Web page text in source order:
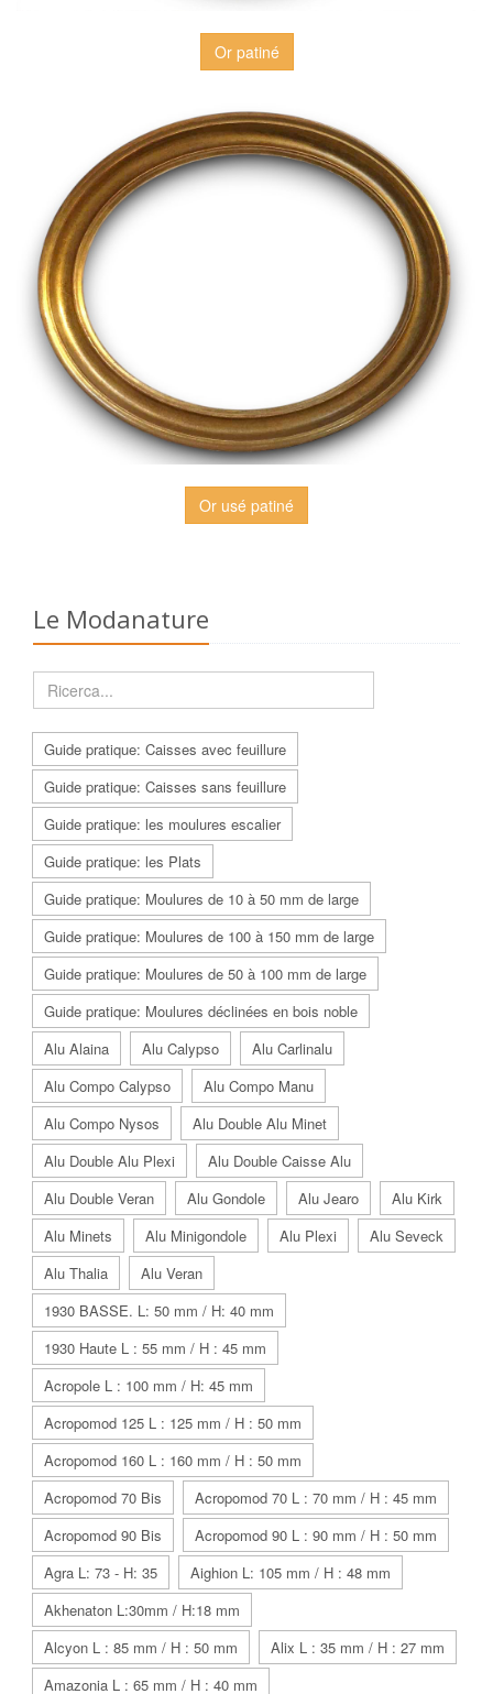
Or patiné
Or usé patiné
Le Modanature
Guide pratique: Caisses avec feuillure
Guide pratique: Caisses sans feuillure
Guide pratique: les moulures escalier
Guide pratique: les Plats
Guide pratique: Moulures de 10 à 50 mm de large
Guide pratique: Moulures de 100 à 150 mm de large
Guide pratique: Moulures de 50 à 100 mm de large
Guide pratique: Moulures déclinées en bois noble
Alu Alaina
Alu Calypso
Alu Carlinalu
Alu Compo Calypso
Alu Compo Manu
Alu Compo Nysos
Alu Double Alu Minet
Alu Double Alu Plexi
Alu Double Caisse Alu
Alu Double Veran
Alu Gondole Alu Jearo
Alu Kirk
Alu Minets
Alu Minigondole Alu Plexi
Alu Seveck
Alu Thalia
Alu Veran
1930 BASSE. L: 50 mm / H: 40 mm
1930 Haute L : 55 mm / H : 45 mm
Acropole L : 100 mm / H: 45 mm
Acropomod 125 L : 125 mm / H : 50 mm
Acropomod 160 L : 160 mm / H : 50 mm
Acropomod 70 Bis
Acropomod 70 L : 70 mm / H : 45 mm
Acropomod 90 Bis
Acropomod 90 L : 90 mm / H : 50 mm
Agra L: 73 - H: 35
Aighion L: 105 mm / H : 48 mm
Akhenaton L:30mm / H:18 mm
Alcyon L : 85 mm / H : 50 mm
Alix L : 35 mm / H : 27 mm
Amazonia L : 65 mm / H : 40 mm